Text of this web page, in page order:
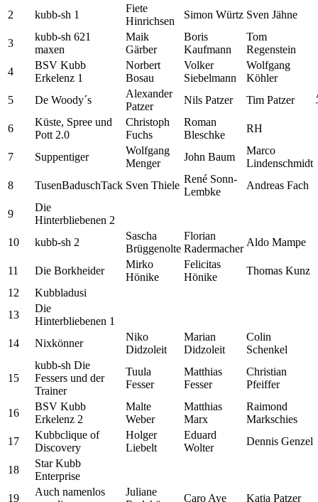
2 kubb-sh 1
Fiete
Hinrichsen
Simon Würtz Sven Jähne
3
kubb-sh 621
maxen
Maik
Gärber
Boris
Kaufmann
Tom
Regenstein
4
BSV Kubb
Erkelenz 1
Norbert
Bosau
Volker
Siebelmann
Wolfgang
Köhler
5
De Woody´s
Alexander
Patzer
Nils Patzer Tim Patzer
6
Küste, Spree und
Pott 2.0
Christoph
Fuchs
Roman
Bleschke
RH
7 Suppentiger
Wolfgang
Menger
John Baum
Marco
Lindenschmidt
8
TusenBaduschTack Sven Thiele
René Sonn-
Lembke
Andreas Fach
9
Die
Hinterbliebenen 2
10
kubb-sh 2
Sascha
Brüggenolte
Florian
Radermacher
Aldo Mampe
11 Die Borkheider
Mirko
Hönike
Felicitas
Hönike
Thomas Kunz
12
Kubbladusi
13
Die
Hinterbliebenen 1
14
Nixkönner
Niko
Didzoleit
Marian
Didzoleit
Colin
Schenkel
15
kubb-sh Die
Fessers und der
Trainer
Tuula
Fesser
Matthias
Fesser
Christian
Pfeiffer
16
BSV Kubb
Erkelenz 2
Malte
Weber
Matthias
Marx
Raimond
Markschies
17
Kubbclique of
Discovery
Holger
Liebelt
Eduard
Wolter
Dennis Genzel
18
Star Kubb
Enterprise
19
Auch namenlos
Juliane
Caro Aye Katja Patzer